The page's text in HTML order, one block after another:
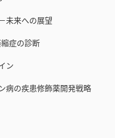
未来への展望
症の診断
ン
病の疾患修飾薬開発戦略